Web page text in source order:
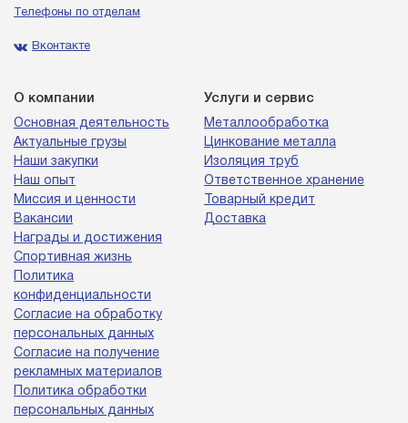
Телефоны по отделам
Вконтакте
О компании
Основная деятельность
Актуальные грузы
Наши закупки
Наш опыт
Миссия и ценности
Вакансии
Награды и достижения
Спортивная жизнь
Политика
конфиденциальности
Согласие на обработку
персональных данных
Согласие на получение
рекламных материалов
Политика обработки
персональных данных
Услуги и сервис
Металлообработка
Цинкование металла
Изоляция труб
Ответственное хранение
Товарный кредит
Доставка